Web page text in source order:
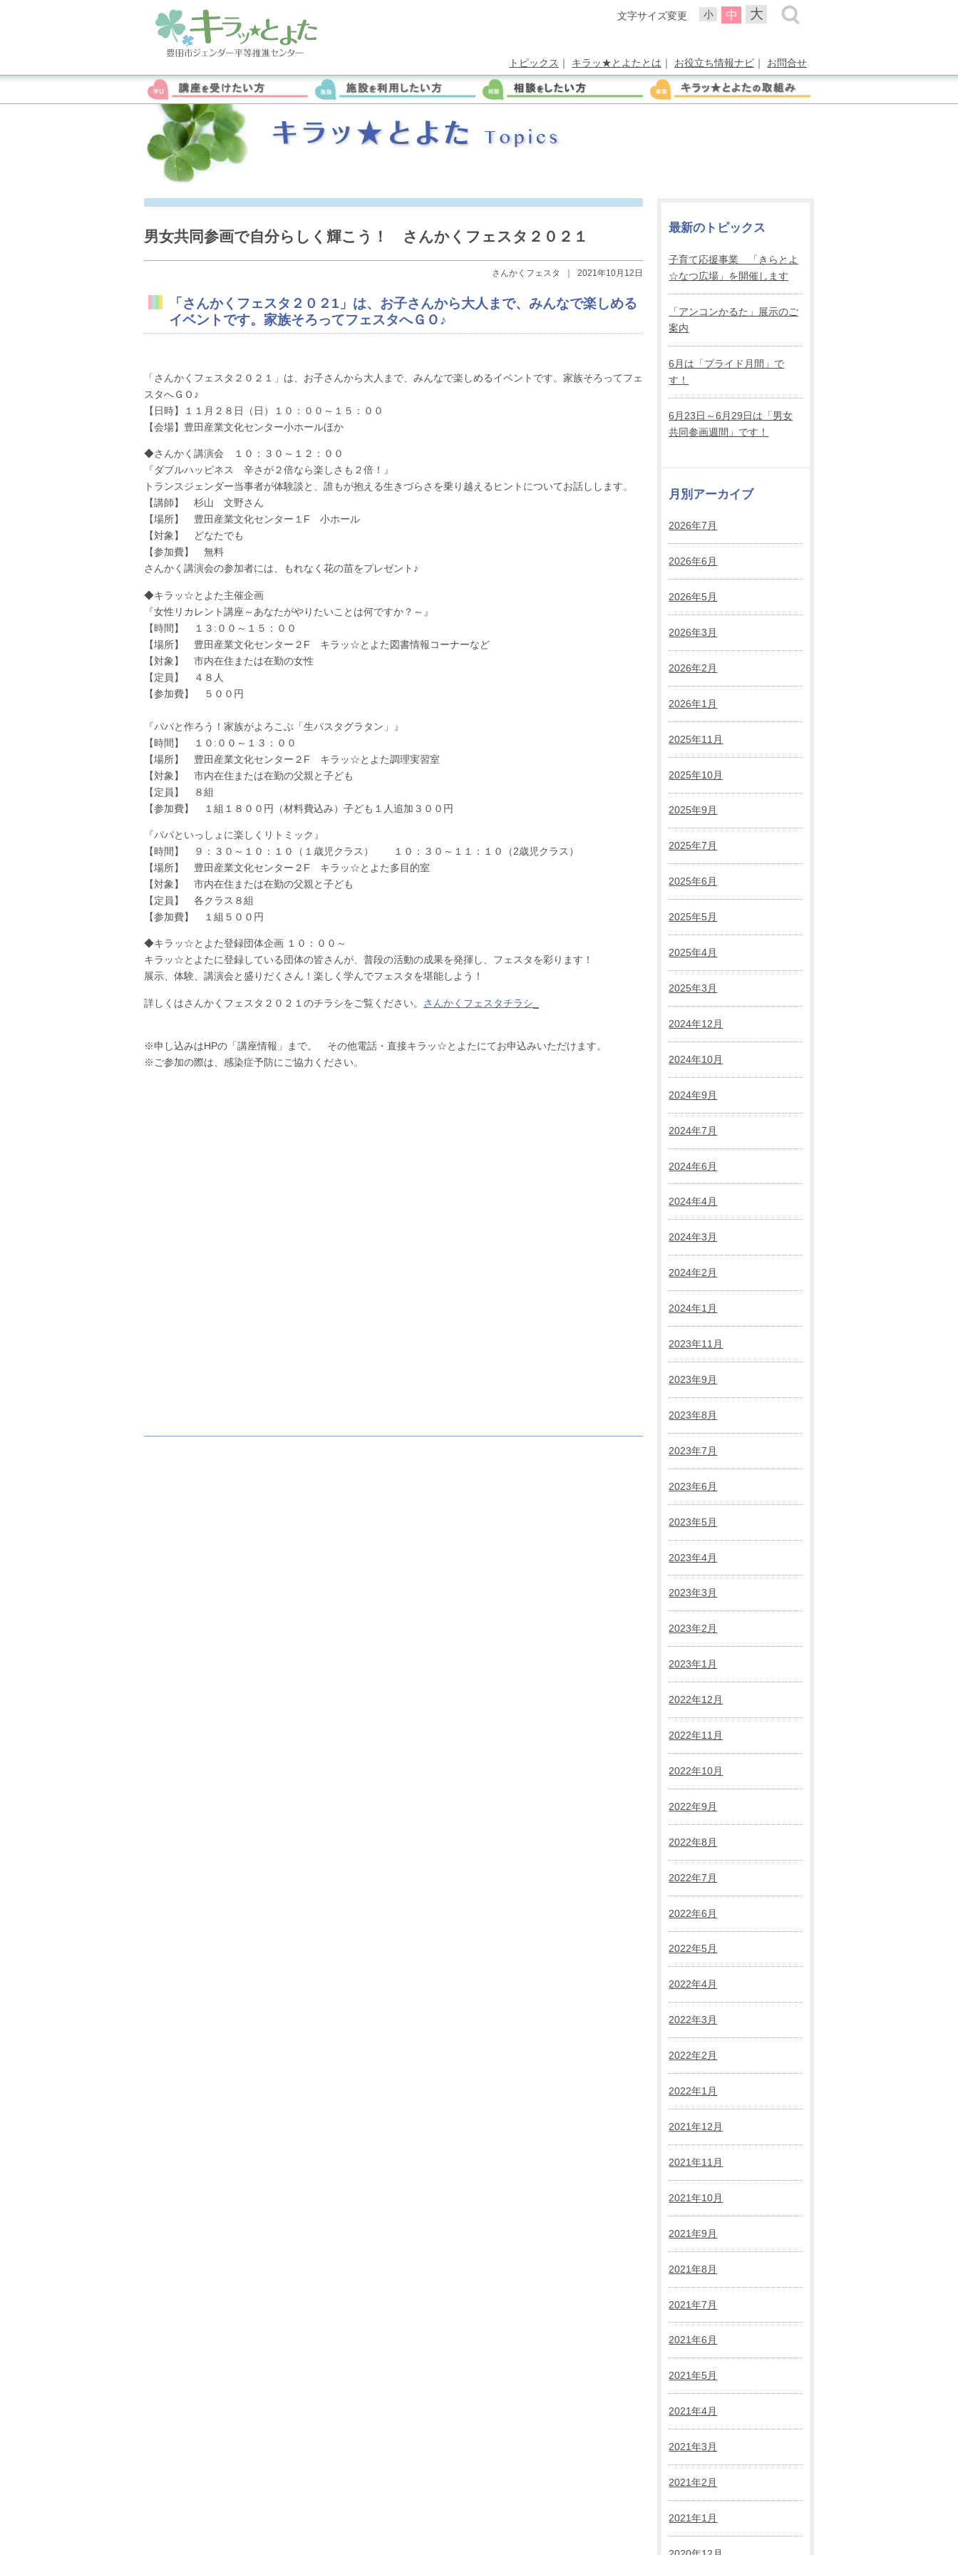
小 中 大
文字サイズ変更
トピックス ｜ キラッ★とよたとは ｜ お役立ち情報ナビ ｜ お問合せ
男女共同参画で自分らしく輝こう！ さんかくフェスタ２０２１
さんかくフェスタ ｜ 2021年10月12日
「さんかくフェスタ２０２1」は、お子さんから大人まで、みんなで楽しめる
イベントです。家族そろってフェスタへＧＯ♪
「さんかくフェスタ２０２１」は、お子さんから大人まで、みんなで楽しめるイベントです。家族そろってフェ
スタへＧＯ♪
【日時】１１月２８日（日）１０：００～１５：００
【会場】豊田産業文化センター小ホールほか
◆さんかく講演会 １０：３０～１２：００
『ダブルハッピネス 辛さが２倍なら楽しさも２倍！』
トランスジェンダー当事者が体験談と、誰もが抱える生きづらさを乗り越えるヒントについてお話しします。
【講師】 杉山 文野さん
【場所】 豊田産業文化センター１F 小ホール
【対象】 どなたでも
【参加費】 無料
さんかく講演会の参加者には、もれなく花の苗をプレゼント♪
◆キラッ☆とよた主催企画
『女性リカレント講座～あなたがやりたいことは何ですか？～』
【時間】 １３:００～１５：００
【場所】 豊田産業文化センター２F キラッ☆とよた図書情報コーナーなど
【対象】 市内在住または在勤の女性
【定員】 ４８人
【参加費】 ５００円
『パパと作ろう！家族がよろこぶ「生パスタグラタン」』
【時間】 １０:００～１３：００
【場所】 豊田産業文化センター２F キラッ☆とよた調理実習室
【対象】 市内在住または在勤の父親と子ども
【定員】 ８組
【参加費】 １組１８００円（材料費込み）子ども１人追加３００円
『パパといっしょに楽しくリトミック』
【時間】 ９：３０～１０：１０（１歳児クラス） １０：３０～１１：１０（2歳児クラス）
【場所】 豊田産業文化センター２F キラッ☆とよた多目的室
【対象】 市内在住または在勤の父親と子ども
【定員】 各クラス８組
【参加費】 １組５００円
◆キラッ☆とよた登録団体企画 １０：００～
キラッ☆とよたに登録している団体の皆さんが、普段の活動の成果を発揮し、フェスタを彩ります！
展示、体験、講演会と盛りだくさん！楽しく学んでフェスタを堪能しよう！
詳しくはさんかくフェスタ２０２１のチラシをご覧ください。 さんかくフェスタチラシ_
※申し込みはHPの「講座情報」まで。 その他電話・直接キラッ☆とよたにてお申込みいただけます。
※ご参加の際は、感染症予防にご協力ください。
最新のトピックス
子育て応援事業 「きらとよ
☆なつ広場」を開催します
「アンコンかるた」展示のご
案内
6月は「プライド月間」で
す！
6月23日～6月29日は「男女
共同参画週間」です！
月別アーカイブ
2026年7月
2026年6月
2026年5月
2026年3月
2026年2月
2026年1月
2025年11月
2025年10月
2025年9月
2025年7月
2025年6月
2025年5月
2025年4月
2025年3月
2024年12月
2024年10月
2024年9月
2024年7月
2024年6月
2024年4月
2024年3月
2024年2月
2024年1月
2023年11月
2023年9月
2023年8月
2023年7月
2023年6月
2023年5月
2023年4月
2023年3月
2023年2月
2023年1月
2022年12月
2022年11月
2022年10月
2022年9月
2022年8月
2022年7月
2022年6月
2022年5月
2022年4月
2022年3月
2022年2月
2022年1月
2021年12月
2021年11月
2021年10月
2021年9月
2021年8月
2021年7月
2021年6月
2021年5月
2021年4月
2021年3月
2021年2月
2021年1月